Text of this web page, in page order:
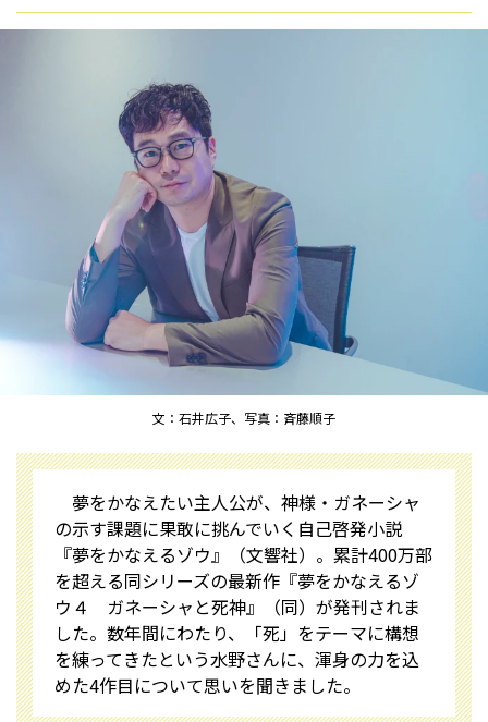
文：石井広子、写真：斉藤順子
夢をかなえたい主人公が、神様・ガネーシャ
の示す課題に果敢に挑んでいく自己啓発小説
『夢をかなえるゾウ』（文響社）。累計400万部
を超える同シリーズの最新作『夢をかなえるゾ
ウ４ ガネーシャと死神』（同）が発刊されま
した。数年間にわたり、「死」をテーマに構想
を練ってきたという水野さんに、渾身の力を込
めた4作目について思いを聞きました。